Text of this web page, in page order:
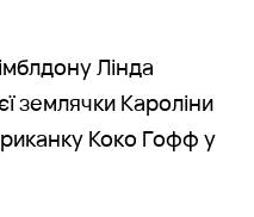
Лінда
землячки Кароліни
Коко Гофф у